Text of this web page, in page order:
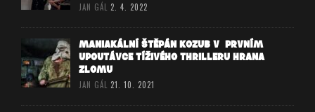
JAN GÁL 2. 4. 2022
MANIAKÁLNÍ ŠTĚPÁN KOZUB V PRVNÍM
UPOUTÁVCE TÍŽIVÉHO THRILLERU HRANA
ZLOMU
JAN GÁL 21. 10. 2021